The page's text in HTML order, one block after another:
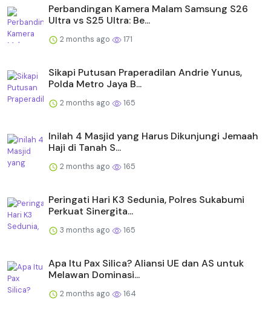
Perbandingan Kamera Malam Samsung S26
Ultra vs S25 Ultra: Be...
2 months ago 171
Sikapi Putusan Praperadilan Andrie Yunus,
Polda Metro Jaya B...
2 months ago 165
Inilah 4 Masjid yang Harus Dikunjungi Jemaah
Haji di Tanah S...
2 months ago 165
Peringati Hari K3 Sedunia, Polres Sukabumi
Perkuat Sinergita...
3 months ago 165
Apa Itu Pax Silica? Aliansi UE dan AS untuk
Melawan Dominasi...
2 months ago 164